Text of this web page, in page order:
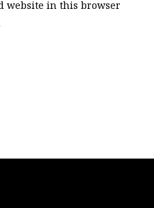
website in this browser